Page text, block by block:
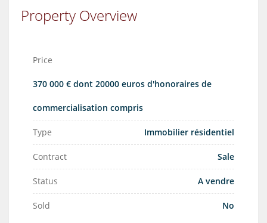
Property Overview
Price
370 000 € dont 20000 euros d'honoraires de
commercialisation compris
Type Immobilier résidentiel
Contract Sale
Status A vendre
Sold No